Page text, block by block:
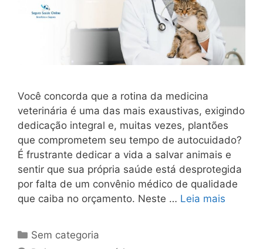
Você concorda que a rotina da medicina
veterinária é uma das mais exaustivas, exigindo
dedicação integral e, muitas vezes, plantões
que comprometem seu tempo de autocuidado?
É frustrante dedicar a vida a salvar animais e
sentir que sua própria saúde está desprotegida
por falta de um convênio médico de qualidade
que caiba no orçamento. Neste … Leia mais
Sem categoria